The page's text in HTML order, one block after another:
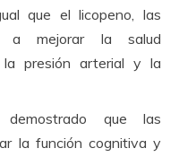
que el licopeno, las
a mejorar la salud
la presión arterial y la
que las
la función cognitiva y